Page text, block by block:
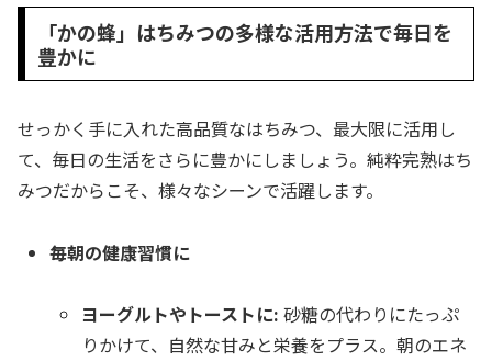
「かの蜂」はちみつの多様な活用方法で毎日を
豊かに
せっかく手に入れた高品質なはちみつ、最大限に活用し
て、毎日の生活をさらに豊かにしましょう。純粋完熟はち
みつだからこそ、様々なシーンで活躍します。
毎朝の健康習慣に
ヨーグルトやトーストに: 砂糖の代わりにたっぷ
りかけて、自然な甘みと栄養をプラス。朝のエネ